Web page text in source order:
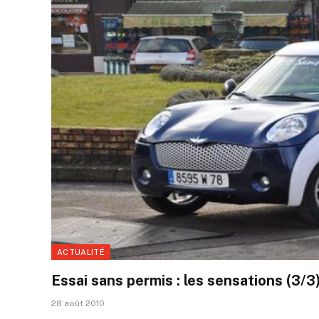
ACTUALITÉ
Essai sans permis : les sensations (3/
28 août 2010